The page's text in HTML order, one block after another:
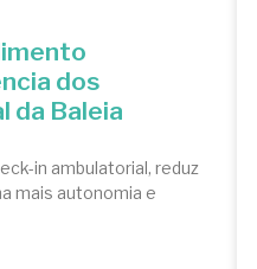
dos
da Baleia
in ambulatorial, reduz
mais autonomia e